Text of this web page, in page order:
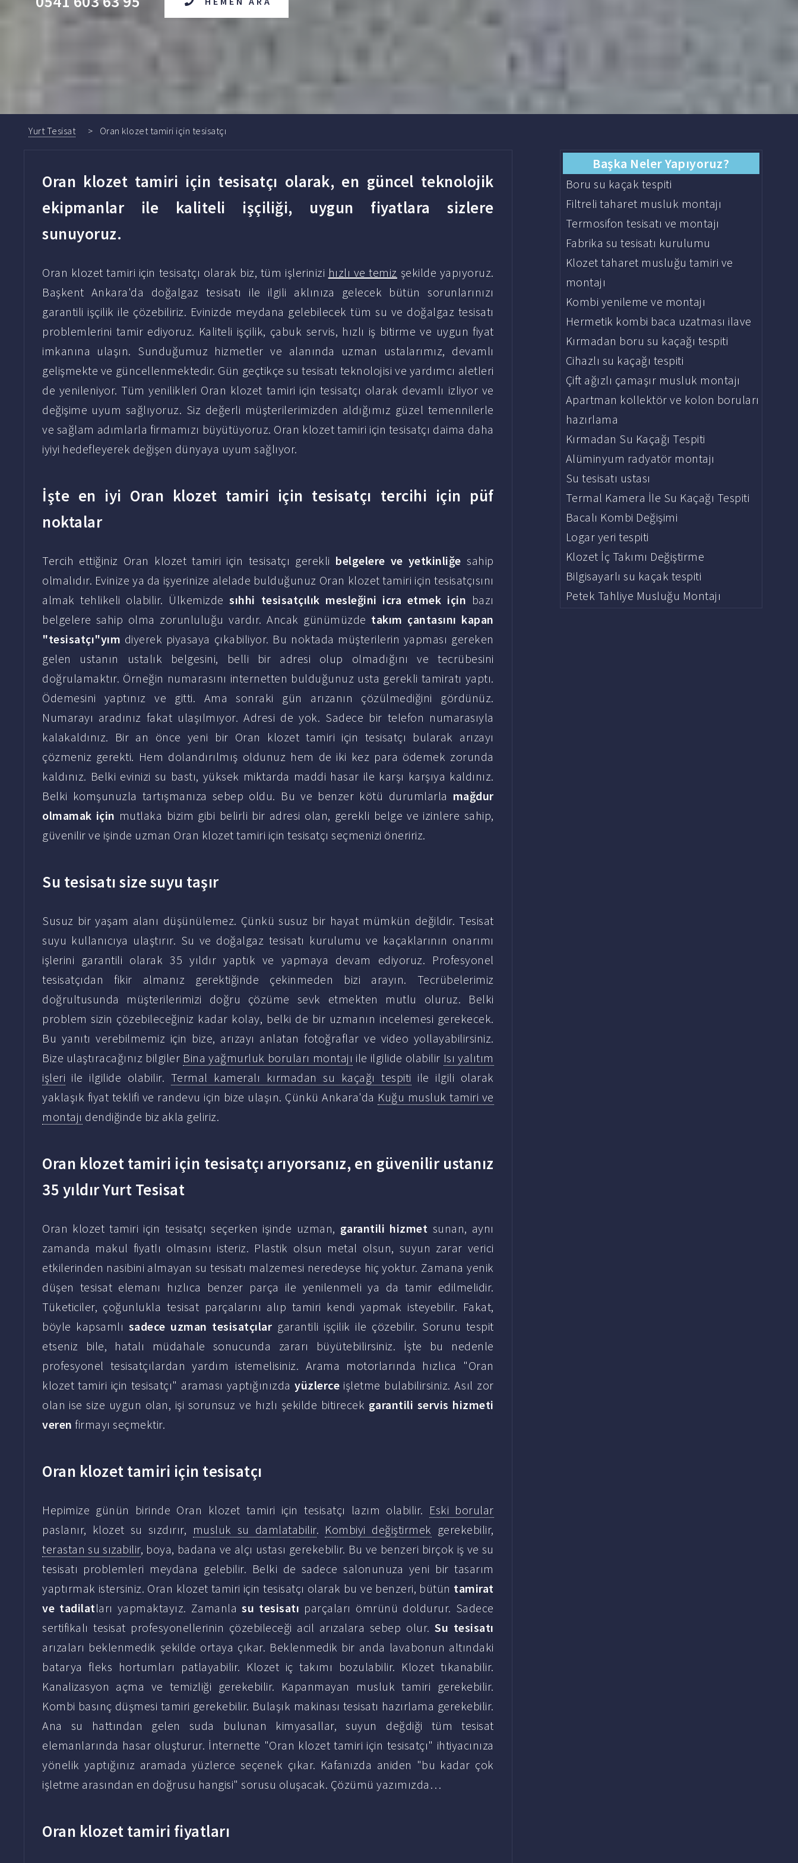
Yurt Tesisat Oran klozet tamiri için tesisatçı
Oran klozet tamiri için tesisatçı olarak, en güncel teknolojik
ekipmanlar ile kaliteli işçiliği, uygun fiyatlara sizlere
sunuyoruz.
Oran klozet tamiri için tesisatçı olarak biz, tüm işlerinizi hızlı ve temiz şekilde yapıyoruz.
Başkent Ankara'da doğalgaz tesisatı ile ilgili aklınıza gelecek bütün sorunlarınızı
garantili işçilik ile çözebiliriz. Evinizde meydana gelebilecek tüm su ve doğalgaz tesisatı
problemlerini tamir ediyoruz. Kaliteli işçilik, çabuk servis, hızlı iş bitirme ve uygun fiyat
imkanına ulaşın. Sunduğumuz hizmetler ve alanında uzman ustalarımız, devamlı
gelişmekte ve güncellenmektedir. Gün geçtikçe su tesisatı teknolojisi ve yardımcı aletleri
de yenileniyor. Tüm yenilikleri Oran klozet tamiri için tesisatçı olarak devamlı izliyor ve
değişime uyum sağlıyoruz. Siz değerli müşterilerimizden aldığımız güzel temennilerle
ve sağlam adımlarla firmamızı büyütüyoruz. Oran klozet tamiri için tesisatçı daima daha
iyiyi hedefleyerek değişen dünyaya uyum sağlıyor.
İşte en iyi Oran klozet tamiri için tesisatçı tercihi için püf
noktalar
Tercih ettiğiniz Oran klozet tamiri için tesisatçı gerekli belgelere ve yetkinliğesahip
olmalıdır. Evinize ya da işyerinize alelade bulduğunuz Oran klozet tamiri için tesisatçısını
almak tehlikeli olabilir. Ülkemizdesıhhi tesisatçılık mesleğini icra etmek için bazı
belgelere sahip olma zorunluluğu vardır. Ancak günümüzde takım çantasını kapan
"tesisatçı"yım diyerek piyasaya çıkabiliyor. Bu noktada müşterilerin yapması gereken
gelen ustanın ustalık belgesini, belli bir adresi olup olmadığını ve tecrübesini
doğrulamaktır. Örneğin numarasını internetten bulduğunuz usta gerekli tamiratı yaptı.
Ödemesini yaptınız ve gitti. Ama sonraki gün arızanın çözülmediğini gördünüz.
Numarayı aradınız fakat ulaşılmıyor. Adresi de yok. Sadece bir telefon numarasıyla
kalakaldınız. Bir an önce yeni bir Oran klozet tamiri için tesisatçı bularak arızayı
çözmeniz gerekti. Hem dolandırılmış oldunuz hem de iki kez para ödemek zorunda
kaldınız. Belki evinizi su bastı, yüksek miktarda maddi hasar ile karşı karşıya kaldınız.
Belki komşunuzla tartışmanıza sebep oldu. Bu ve benzer kötü durumlarla mağdur
olmamak için mutlaka bizim gibi belirli bir adresi olan, gerekli belge ve izinlere sahip,
güvenilir ve işinde uzman Oran klozet tamiri için tesisatçı seçmenizi öneririz.
Su tesisatı size suyu taşır
Susuz bir yaşam alanı düşünülemez. Çünkü susuz bir hayat mümkün değildir. Tesisat
suyu kullanıcıya ulaştırır. Su ve doğalgaz tesisatı kurulumu ve kaçaklarının onarımı
işlerini garantili olarak 35 yıldır yaptık ve yapmaya devam ediyoruz. Profesyonel
tesisatçıdan fikir almanız gerektiğinde çekinmeden bizi arayın. Tecrübelerimiz
doğrultusunda müşterilerimizi doğru çözüme sevk etmekten mutlu oluruz. Belki
problem sizin çözebileceğiniz kadar kolay, belki de bir uzmanın incelemesi gerekecek.
Bu yanıtı verebilmemiz için bize, arızayı anlatan fotoğraflar ve video yollayabilirsiniz.
Bize ulaştıracağınız bilgiler Bina yağmurluk boruları montajı ile ilgilide olabilir Isı yalıtım
işleri ile ilgilide olabilir. Termal kameralı kırmadan su kaçağı tespiti ile ilgili olarak
yaklaşık fiyat teklifi ve randevu için bize ulaşın. Çünkü Ankara'da Kuğu musluk tamiri ve
montajı dendiğinde biz akla geliriz.
Oran klozet tamiri için tesisatçı arıyorsanız, en güvenilir ustanız
35 yıldır Yurt Tesisat
Oran klozet tamiri için tesisatçı seçerken işinde uzman, garantili hizmet sunan, aynı
zamanda makul fiyatlı olmasını isteriz. Plastik olsun metal olsun, suyun zarar verici
etkilerinden nasibini almayan su tesisatı malzemesi neredeyse hiç yoktur. Zamana yenik
düşen tesisat elemanı hızlıca benzer parça ile yenilenmeli ya da tamir edilmelidir.
Tüketiciler, çoğunlukla tesisat parçalarını alıp tamiri kendi yapmak isteyebilir. Fakat,
böyle kapsamlı sadece uzman tesisatçılar garantili işçilik ile çözebilir. Sorunu tespit
etseniz bile, hatalı müdahale sonucunda zararı büyütebilirsiniz. İşte bu nedenle
profesyonel tesisatçılardan yardım istemelisiniz. Arama motorlarında hızlıca "Oran
klozet tamiri için tesisatçı" araması yaptığınızdayüzlerce işletme bulabilirsiniz. Asıl zor
olan ise size uygun olan, işi sorunsuz ve hızlı şekilde bitirecek garantili servis hizmeti
veren firmayı seçmektir.
Oran klozet tamiri için tesisatçı
Hepimize günün birinde Oran klozet tamiri için tesisatçı lazım olabilir. Eski borular
paslanır, klozet su sızdırır, musluk su damlatabilir. Kombiyi değiştirmek gerekebilir,
terastan su sızabilir, boya, badana ve alçı ustası gerekebilir. Bu ve benzeri birçok iş ve su
tesisatı problemleri meydana gelebilir. Belki de sadece salonunuza yeni bir tasarım
yaptırmak istersiniz. Oran klozet tamiri için tesisatçı olarak bu ve benzeri, bütün tamirat
ve tadilatları yapmaktayız. Zamanlasu tesisatı parçaları ömrünü doldurur. Sadece
sertifikalı tesisat profesyonellerinin çözebileceği acil arızalara sebep olur.Su tesisatı
arızaları beklenmedik şekilde ortaya çıkar. Beklenmedik bir anda lavabonun altındaki
batarya fleks hortumları patlayabilir. Klozet iç takımı bozulabilir. Klozet tıkanabilir.
Kanalizasyon açma ve temizliği gerekebilir. Kapanmayan musluk tamiri gerekebilir.
Kombi basınç düşmesi tamiri gerekebilir. Bulaşık makinası tesisatı hazırlama gerekebilir.
Ana su hattından gelen suda bulunan kimyasallar, suyun değdiği tüm tesisat
elemanlarında hasar oluşturur. İnternette "Oran klozet tamiri için tesisatçı" ihtiyacınıza
yönelik yaptığınız aramada yüzlerce seçenek çıkar. Kafanızda aniden "bu kadar çok
işletme arasından en doğrusu hangisi" sorusu oluşacak. Çözümü yazımızda…
Oran klozet tamiri fiyatları
Başka Neler Yapıyoruz?
Boru su kaçak tespiti
Filtreli taharet musluk montajı
Termosifon tesisatı ve montajı
Fabrika su tesisatı kurulumu
Klozet taharet musluğu tamiri ve
montajı
Kombi yenileme ve montajı
Hermetik kombi baca uzatması ilave
Kırmadan boru su kaçağı tespiti
Cihazlı su kaçağı tespiti
Çift ağızlı çamaşır musluk montajı
Apartman kollektör ve kolon boruları
hazırlama
Kırmadan Su Kaçağı Tespiti
Alüminyum radyatör montajı
Su tesisatı ustası
Termal Kamera İle Su Kaçağı Tespiti
Bacalı Kombi Değişimi
Logar yeri tespiti
Klozet İç Takımı Değiştirme
Bilgisayarlı su kaçak tespiti
Petek Tahliye Musluğu Montajı